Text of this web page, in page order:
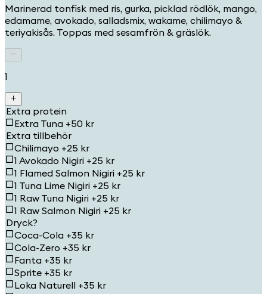
Marinerad tonfisk med ris, gurka, picklad rödlök, mango,
edamame, avokado, salladsmix, wakame, chilimayo &
teriyakisås. Toppas med sesamfrön & gräslök.
1
Extra protein
Extra Tuna +50 kr
Extra tillbehör
Chilimayo +25 kr
1 Avokado Nigiri +25 kr
1 Flamed Salmon Nigiri +25 kr
1 Tuna Lime Nigiri +25 kr
1 Raw Tuna Nigiri +25 kr
1 Raw Salmon Nigiri +25 kr
Dryck?
Coca-Cola +35 kr
Cola-Zero +35 kr
Fanta +35 kr
Sprite +35 kr
Loka Naturell +35 kr